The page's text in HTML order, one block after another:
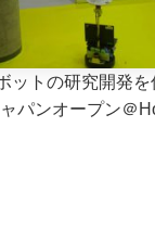
トの研究開発
パンオープン＠